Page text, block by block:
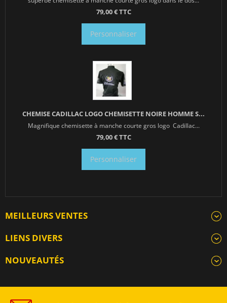
79,00 € TTC
Personnaliser
CHEMISE CADILLAC LOGO CHEMISETTE NOIRE HOMME S...
Magnifique chemisette à manche courte gros logo Cadillac...
79,00 € TTC
Personnaliser
MEILLEURS VENTES
LIENS DIVERS
NOUVEAUTÉS